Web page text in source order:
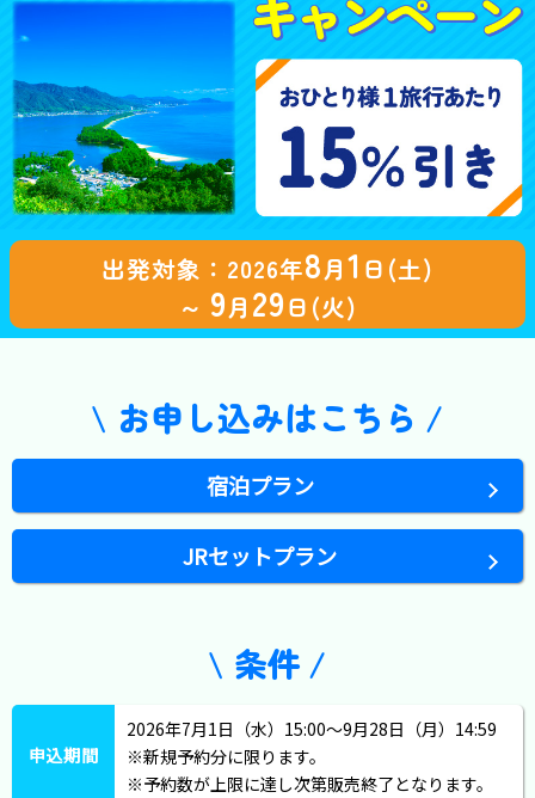
出発対象：2026年8月1 日(土)
～ 9月 29日(火)
お申し込みはこちら
宿泊プラン
JRセットプラン
条件
申込期間
2026年7月1日（水）15:00～9月28日（月）14:59
新規予約分に限ります。
予約数が上限に達し次第販売終了となります。